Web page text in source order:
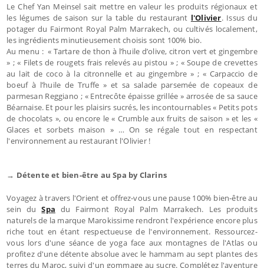
Le Chef Yan Meinsel sait mettre en valeur les produits régionaux et
les légumes de saison sur la table du restaurant l'Olivier. Issus du
potager du Fairmont Royal Palm Marrakech, ou cultivés localement,
les ingrédients minutieusement choisis sont 100% bio.
Au menu : « Tartare de thon à l’huile d’olive, citron vert et gingembre
» ; « Filets de rougets frais relevés au pistou » ; « Soupe de crevettes
au lait de coco à la citronnelle et au gingembre » ; « Carpaccio de
boeuf à l’huile de Truffe » et sa salade parsemée de copeaux de
parmesan Reggiano ; « Entrecôte épaisse grillée » arrosée de sa sauce
Béarnaise. Et pour les plaisirs sucrés, les incontournables « Petits pots
de chocolats », ou encore le « Crumble aux fruits de saison » et les «
Glaces et sorbets maison » … On se régale tout en respectant
l'environnement au restaurant l'Olivier !
→ Détente et bien-être au Spa by Clarins
Voyagez à travers l'Orient et offrez-vous une pause 100% bien-être au
sein duSpa du Fairmont Royal Palm Marrakech. Les produits
naturels de la marque Marokissime rendront l'expérience encore plus
riche tout en étant respectueuse de l'environnement. Ressourcez-
vous lors d'une séance de yoga face aux montagnes de l'Atlas ou
profitez d'une détente absolue avec le hammam au sept plantes des
terres du Maroc, suivi d'un gommage au sucre. Complétez l'aventure